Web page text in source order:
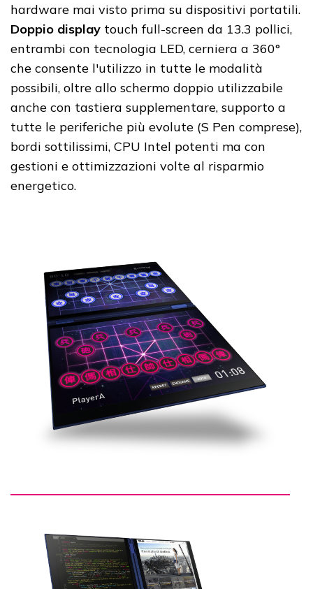
hardware mai visto prima su dispositivi portatili.
Doppio display touch full-screen da 13.3 pollici,
entrambi con tecnologia LED, cerniera a 360°
che consente l'utilizzo in tutte le modalità
possibili, oltre allo schermo doppio utilizzabile
anche con tastiera supplementare, supporto a
tutte le periferiche più evolute (S Pen comprese),
bordi sottilissimi, CPU Intel potenti ma con
gestioni e ottimizzazioni volte al risparmio
energetico.